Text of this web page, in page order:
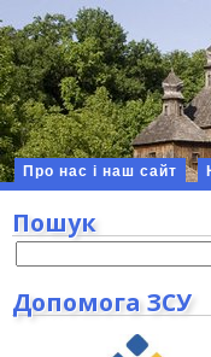
Про нас і наш сайт
Пошук
Допомога ЗСУ